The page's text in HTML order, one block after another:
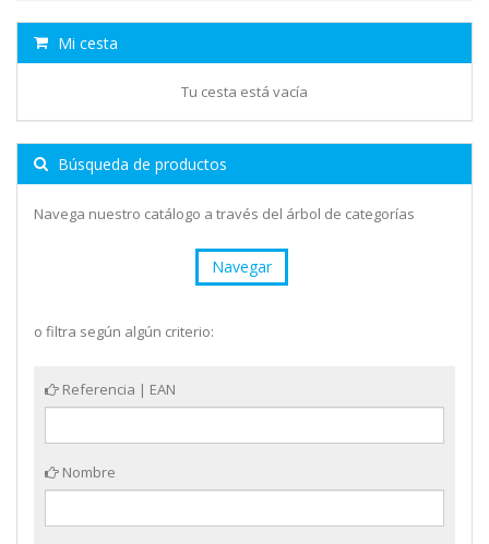
Mi cesta
Tu cesta está vacía
Búsqueda de productos
Navega nuestro catálogo a través del árbol de categorías
Navegar
o filtra según algún criterio:
Referencia | EAN
Nombre